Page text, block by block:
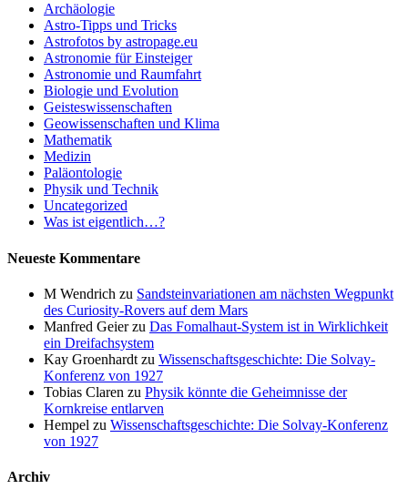
Archäologie
Astro-Tipps und Tricks
Astrofotos by astropage.eu
Astronomie für Einsteiger
Astronomie und Raumfahrt
Biologie und Evolution
Geisteswissenschaften
Geowissenschaften und Klima
Mathematik
Medizin
Paläontologie
Physik und Technik
Uncategorized
Was ist eigentlich…?
Neueste Kommentare
M Wendrich zu Sandsteinvariationen am nächsten Wegpunkt
des Curiosity-Rovers auf dem Mars
Manfred Geierzu Das Fomalhaut-System ist in Wirklichkeit
ein Dreifachsystem
Kay Groenhardt zu Wissenschaftsgeschichte: Die Solvay-
Konferenz von 1927
Tobias Claren zu Physik könnte die Geheimnisse der
Kornkreise entlarven
Hempel zu Wissenschaftsgeschichte: Die Solvay-Konferenz
von 1927
Archiv